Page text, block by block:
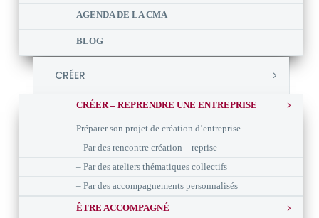
AGENDA DE LA CMA
BLOG
CRÉER
CRÉER – REPRENDRE UNE ENTREPRISE
Préparer son projet de création d’entreprise
– Par des rencontre création – reprise
– Par des ateliers thématiques collectifs
– Par des accompagnements personnalisés
ÊTRE ACCOMPAGNÉ